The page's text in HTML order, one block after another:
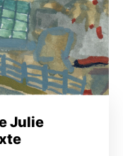
Julie